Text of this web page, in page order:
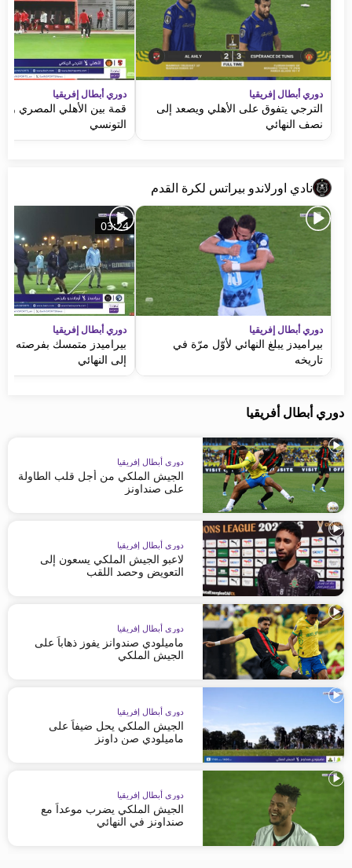
دوري أبطال إفريقيا
الترجي يتفوق على الأهلي ويصعد إلى
نصف النهائي
دوري أبطال إفريقيا
قمة بين الأهلي المصري
التونسي
نادي اورلاندو بيراتس لكرة القدم
دوري أبطال إفريقيا
بيراميدز يبلغ النهائي لأوّل مرّة في
تاريخه
03:24
دوري أبطال إفريقيا
بيراميدز متمسك بفرصته
إلى النهائي
دوري أبطال أفريقيا
دوري أبطال إفريقيا
الجيش الملكي من أجل قلب الطاولة
على صنداونز
دوري أبطال إفريقيا
لاعبو الجيش الملكي يسعون إلى
التعويض وحصد اللقب
دوري أبطال إفريقيا
ماميلودي صندوانز يفوز ذهاباً على
الجيش الملكي
دوري أبطال إفريقيا
الجيش الملكي يحل ضيفاً على
ماميلودي صن داونز
دوري أبطال إفريقيا
الجيش الملكي يضرب موعداً مع
صنداونز في النهائي